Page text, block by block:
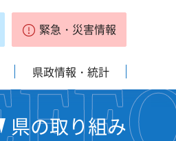
緊急・災害情報
県政情報・統計
県の取り組み